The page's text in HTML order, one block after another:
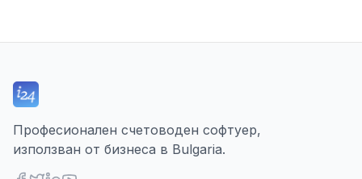
Професионален счетоводен софтуер,
използван от бизнеса в Bulgaria.